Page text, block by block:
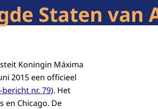
Staten van
Koningin Máxima
2015 een officieel
bericht nr. 79). Het
en Chicago. De